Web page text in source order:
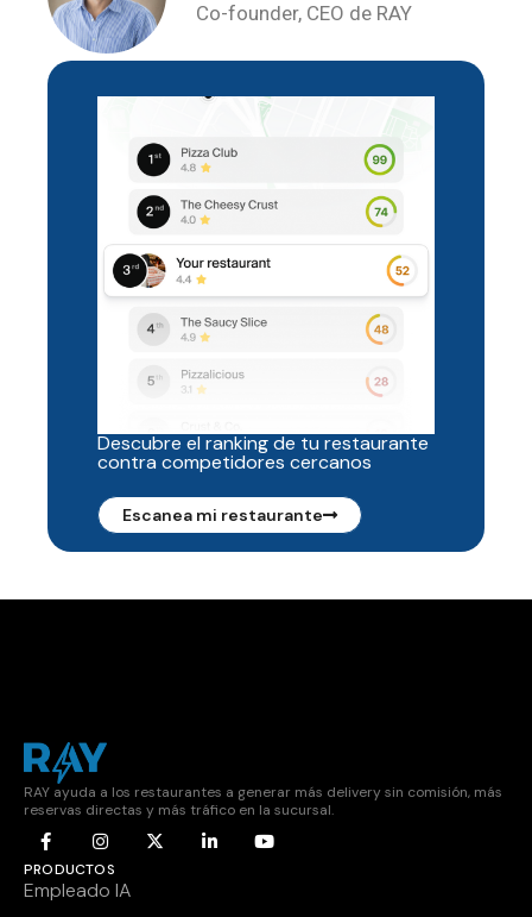
Co-founder, CEO de RAY
Descubre el ranking de tu restaurante
contra competidores cercanos
Escanea mi restaurante
RAY ayuda a los restaurantes a generar más delivery sin comisión, más
reservas directas y más tráfico en la sucursal.
PRODUCTOS
Empleado IA